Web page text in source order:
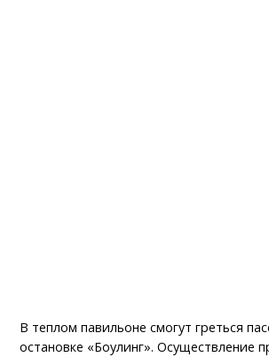
В теплом павильоне смогут греться
остановке «Боулинг». Осуществление